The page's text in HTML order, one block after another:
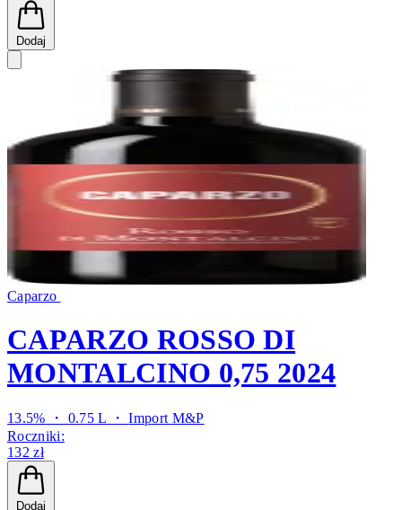
Dodaj
Caparzo
CAPARZO ROSSO DI
MONTALCINO 0,75 2024
13.5% ・ 0.75 L ・Import M&P
Roczniki:
132 zł
Dodaj